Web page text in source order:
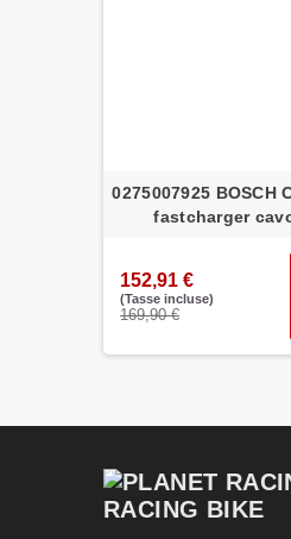
0275007925 BOSCH
fastcharger
152,91 €
(Tasse incluse)
169,90 €
RACING BIKE